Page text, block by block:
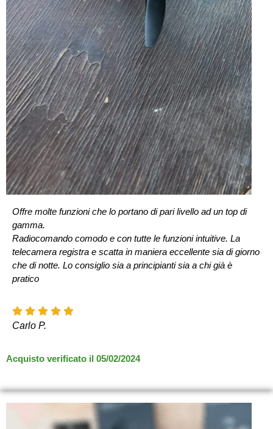
Offre molte funzioni che lo portano di pari livello ad un top di
gamma.
Radiocomando comodo e con tutte le funzioni intuitive. La
telecamera registra e scatta in maniera eccellente sia di giorno
che di notte. Lo consiglio sia a principianti sia a chi già è
pratico
Carlo P.
Acquisto verificato il 05/02/2024